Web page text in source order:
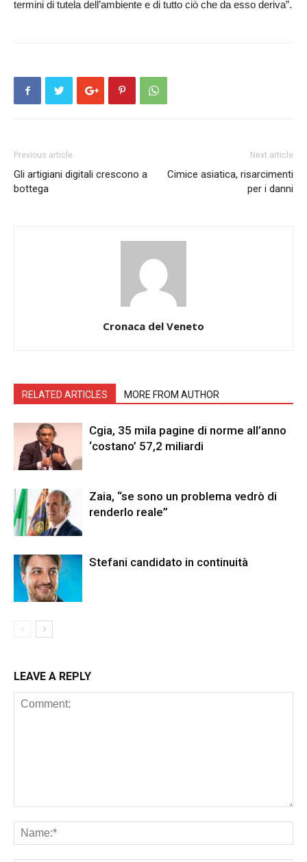
termini di tutela dell’ambiente e di tutto ciò che da esso deriva”.
Previous article
Gli artigiani digitali crescono a
bottega
Next article
Cimice asiatica, risarcimenti
per i danni
Cronaca del Veneto
RELATED ARTICLES MORE FROM AUTHOR
Cgia, 35 mila pagine di norme all’anno
‘costano’ 57,2 miliardi
Zaia, “se sono un problema vedrò di
renderlo reale”
Stefani candidato in continuità
LEAVE A REPLY